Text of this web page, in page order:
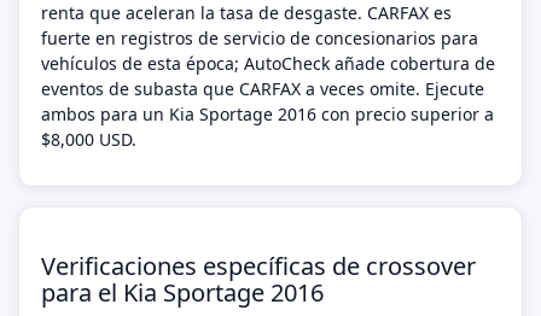
renta que aceleran la tasa de desgaste. CARFAX es
fuerte en registros de servicio de concesionarios para
vehículos de esta época; AutoCheck añade cobertura de
eventos de subasta que CARFAX a veces omite. Ejecute
ambos para un Kia Sportage 2016 con precio superior a
$8,000 USD.
Verificaciones específicas de crossover
para el Kia Sportage 2016